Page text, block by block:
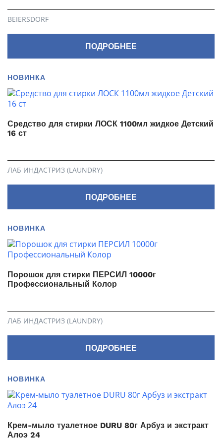
BEIERSDORF
ПОДРОБНЕЕ
НОВИНКА
Средство для стирки ЛОСК 1100мл жидкое Детский
16 ст
ЛАБ ИНДАСТРИЗ (LAUNDRY)
ПОДРОБНЕЕ
НОВИНКА
Порошок для стирки ПЕРСИЛ 10000г
Профессиональный Колор
ЛАБ ИНДАСТРИЗ (LAUNDRY)
ПОДРОБНЕЕ
НОВИНКА
Крем-мыло туалетное DURU 80г Арбуз и экстракт
Алоэ 24